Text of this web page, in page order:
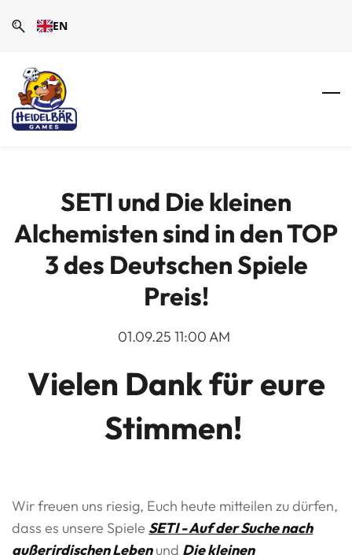
content
EN
SETI und Die kleinen
Alchemisten sind in den TOP
3 des Deutschen Spiele
Preis!
01.09.25 11:00 AM
Vielen Dank für eure
Stimmen!
Wir freuen uns riesig, Euch heute mitteilen zu dürfen,
dass es unsere Spiele SETI - Auf der Suche nach
außerirdischen Lebenund Die kleinen